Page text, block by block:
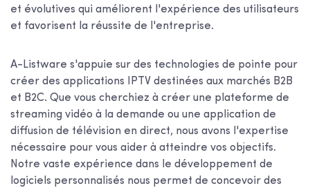
et évolutives qui améliorent l'expérience des utilisateurs
et favorisent la réussite de l'entreprise.
A-Listware s'appuie sur des technologies de pointe pour
créer des applications IPTV destinées aux marchés B2B
et B2C. Que vous cherchiez à créer une plateforme de
streaming vidéo à la demande ou une application de
diffusion de télévision en direct, nous avons l'expertise
nécessaire pour vous aider à atteindre vos objectifs.
Notre vaste expérience dans le développement de
logiciels personnalisés nous permet de concevoir des